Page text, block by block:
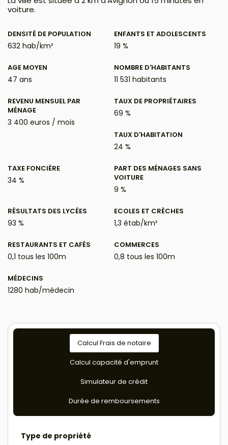
voiture.
DENSITÉ DE POPULATION
632 hab/km²
ENFANTS ET ADOLESCENTS
19 %
AGE MOYEN
47 ans
NOMBRE D'HABITANTS
11 531 habitants
REVENU MENSUEL PAR
MÉNAGE
3 400 euros / mois
TAUX DE PROPRIÉTAIRES
69 %
TAUX D'HABITATION
24 %
TAXE FONCIÈRE
34 %
PART DES MÉNAGES SANS
VOITURE
9 %
RÉSULTATS DES LYCÉES
93 %
ECOLES ET CRÈCHES
1,3 étab/km²
RESTAURANTS ET CAFÉS
0,1 tous les 100m
COMMERCES
0,8 tous les 100m
MÉDECINS
1280 hab/médecin
Calcul Frais de notaire
Calcul capacité d'emprunt
Simulateur de crédit
Durée de remboursements